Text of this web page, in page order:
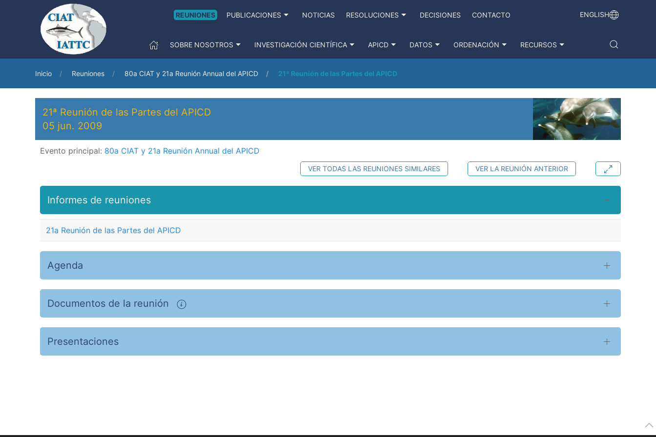
REUNIONES PUBLICACIONES NOTICIAS RESOLUCIONES DECISIONES CONTACTO ENGLISH
SOBRE NOSOTROS INVESTIGACIÓN CIENTÍFICA APICD DATOS ORDENACIÓN RECURSOS
Inicio Reuniones 80a CIAT y 21a Reunión Annual del APICD 21ª Reunión de las Partes del APICD
21ª Reunión de las Partes del APICD
05 jun. 2009
Evento principal: 80a CIAT y 21a Reunión Annual del APICD
VER LA REUNIÓN ANTERIOR
VER TODAS LAS REUNIONES SIMILARES
Informes de reuniones
21a Reunión de las Partes del APICD
Agenda
Documentos de la reunión
Presentaciones